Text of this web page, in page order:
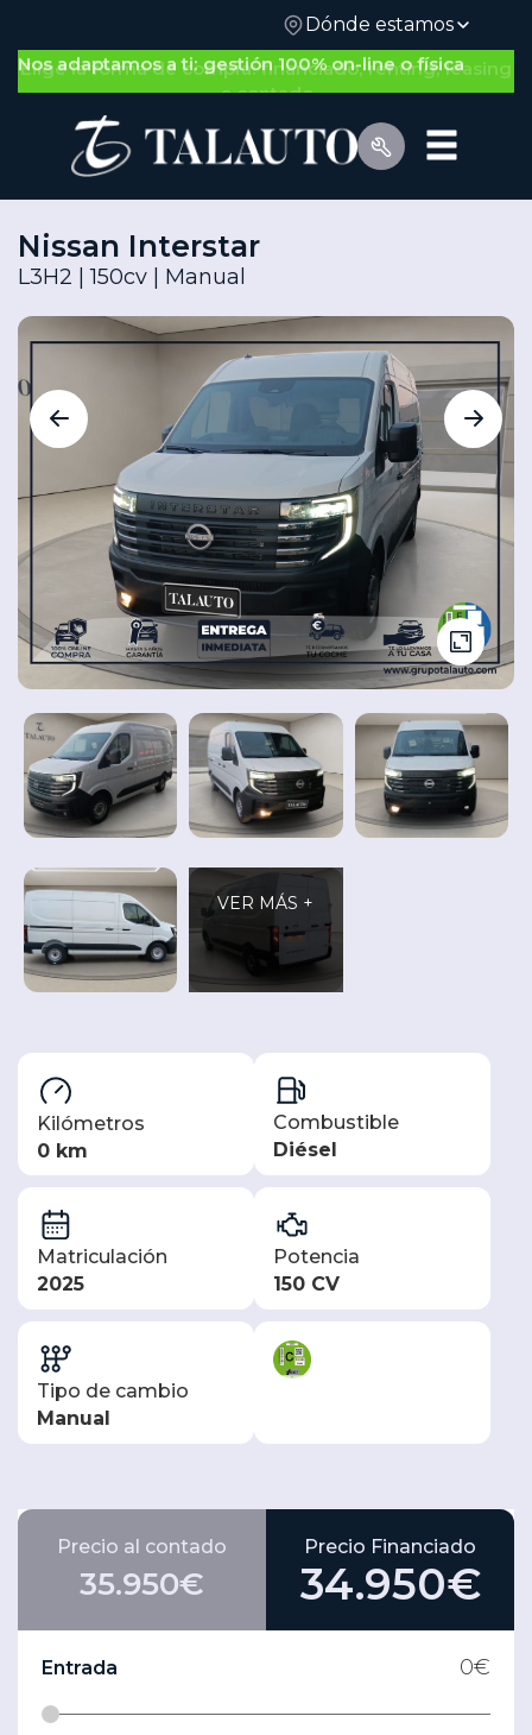
Dónde estamos
Nos adaptamos a ti: gestión 100% on-line o física
Por Tipo de Vehículo
Vehículos
nuevos
Seminuevos
y
Ocasión
Cita
Taller
Nissan Interstar
L3H2 | 150cv | Manual
VER MÁS +
Kilómetros
0 km
Combustible
Diésel
Matriculación
2025
Potencia
150 CV
Tipo de cambio
Manual
Precio al contado
35.950€
Precio Financiado
34.950€
Entrada 0€